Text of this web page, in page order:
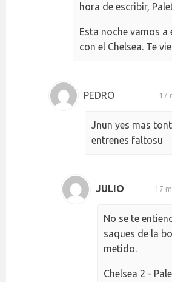
hora de escribir,
Esta noche vamos a
con el Chelsea. Te
PEDRO 17
Jnun yes mas
entrenes faltosu
JULIO 17
No se te
saques de la
metido.
Chelsea 2 -